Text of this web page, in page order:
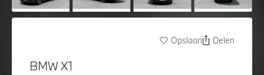
Opslaan Delen
BMW X1